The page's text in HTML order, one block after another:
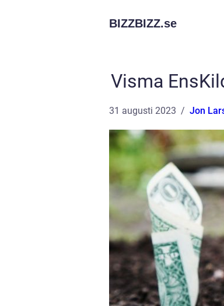
BIZZBIZZ.se
Visma
31 augusti 2023 Jon